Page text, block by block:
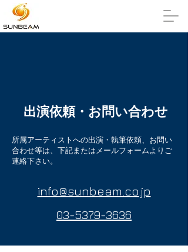
出演依頼・お問い合わせ
所属アーティストへの出演・執筆依頼、お問い
合わせ等は、 ​下記またはメールフォームよりご
連絡下さい。
info@sunbeam.co.jp
03-5379-3636